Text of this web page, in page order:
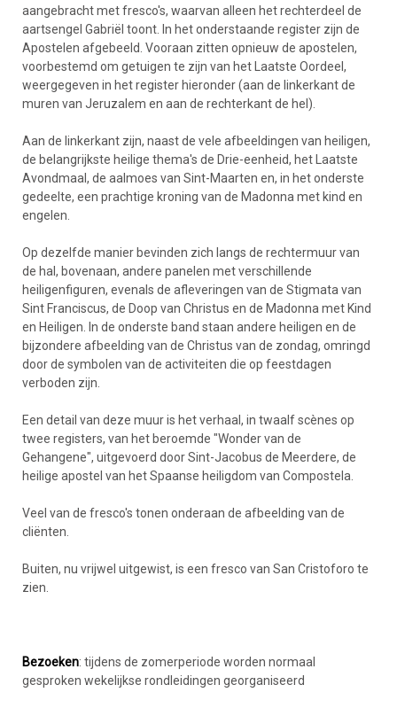
aangebracht met fresco's, waarvan alleen het rechterdeel de
aartsengel Gabriël toont. In het onderstaande register zijn de
Apostelen afgebeeld. Vooraan zitten opnieuw de apostelen,
voorbestemd om getuigen te zijn van het Laatste Oordeel,
weergegeven in het register hieronder (aan de linkerkant de
muren van Jeruzalem en aan de rechterkant de hel).
Aan de linkerkant zijn, naast de vele afbeeldingen van heiligen,
de belangrijkste heilige thema's de Drie-eenheid, het Laatste
Avondmaal, de aalmoes van Sint-Maarten en, in het onderste
gedeelte, een prachtige kroning van de Madonna met kind en
engelen.
Op dezelfde manier bevinden zich langs de rechtermuur van
de hal, bovenaan, andere panelen met verschillende
heiligenfiguren, evenals de afleveringen van de Stigmata van
Sint Franciscus, de Doop van Christus en de Madonna met Kind
en Heiligen. In de onderste band staan andere heiligen en de
bijzondere afbeelding van de Christus van de zondag, omringd
door de symbolen van de activiteiten die op feestdagen
verboden zijn.
Een detail van deze muur is het verhaal, in twaalf scènes op
twee registers, van het beroemde "Wonder van de
Gehangene", uitgevoerd door Sint-Jacobus de Meerdere, de
heilige apostel van het Spaanse heiligdom van Compostela.
Veel van de fresco's tonen onderaan de afbeelding van de
cliënten.
Buiten, nu vrijwel uitgewist, is een fresco van San Cristoforo te
zien.
Bezoeken: tijdens de zomerperiode worden normaal
gesproken wekelijkse rondleidingen georganiseerd